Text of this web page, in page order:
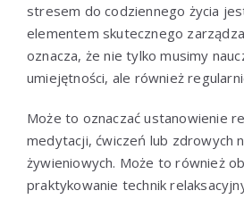
stresem do codziennego życia
elementem skutecznego
oznacza, że nie tylko musimy
umiejętności, ale również
Może to oznaczać ustanowienie
medytacji, ćwiczeń lub zdrowych
żywieniowych. Może to również
praktykowanie technik